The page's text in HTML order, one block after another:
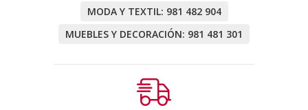
MODA Y TEXTIL: 981 482 904
MUEBLES Y DECORACIÓN: 981 481 301